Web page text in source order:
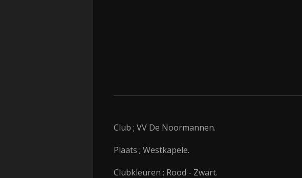
Club ; VV De Noormannen.
Plaats ; Westkapele.
Clubkleuren ; Rood - Zwart.